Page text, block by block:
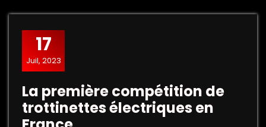
17
Juil, 2023
La première compétition de
trottinettes électriques en